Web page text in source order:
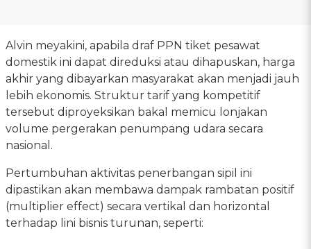
Alvin meyakini, apabila draf PPN tiket pesawat
domestik ini dapat direduksi atau dihapuskan, harga
akhir yang dibayarkan masyarakat akan menjadi jauh
lebih ekonomis. Struktur tarif yang kompetitif
tersebut diproyeksikan bakal memicu lonjakan
volume pergerakan penumpang udara secara
nasional.
Pertumbuhan aktivitas penerbangan sipil ini
dipastikan akan membawa dampak rambatan positif
(multiplier effect) secara vertikal dan horizontal
terhadap lini bisnis turunan, seperti: